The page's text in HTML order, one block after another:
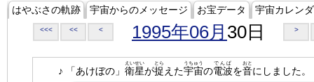
はやぶさの軌跡 宇宙からのメッセージ お宝データ 宇宙カレン
<<< << < 1995年06月 30日 >
♪ 「あけぼの」 衛星
えいせい
が捉
とら
えた宇宙
うちゅう
の電波
でんぱ
を音
おと
にしました。